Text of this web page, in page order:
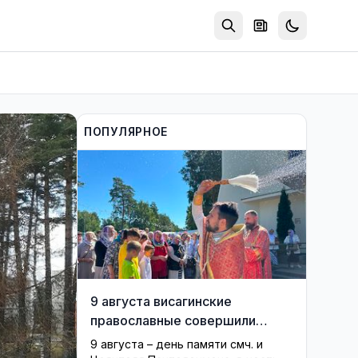
ПОПУЛЯРНОЕ
9 августа висагинские
православные совершили
крестный ход по случаю
9 августа – день памяти смч. и